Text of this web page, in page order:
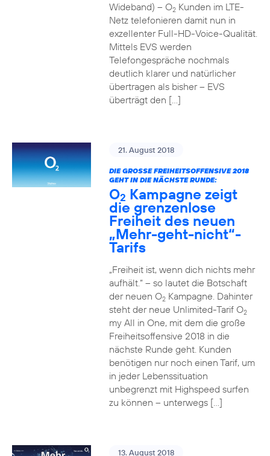
Wideband) – O2Kunden im LTE-
Netz telefonieren damit nun in
exzellenter Full-HD-Voice-Qualität.
Mittels EVS werden
Telefongespräche nochmals
deutlich klarer und natürlicher
übertragen als bisher – EVS
überträgt den […]
21. August 2018
DIE GROSSE FREIHEITSOFFENSIVE 2018 G
EHT IN DIE NÄCHSTE RUNDE:
O2 Kampagne zeigt
die grenzenlose
Freiheit des neuen
„Mehr-geht-nicht“-
Tarifs
„Freiheit ist, wenn dich nichts mehr
aufhält.“ – so lautet die Botschaft
der neuen O2Kampagne. Dahinter
steht der neue Unlimited-Tarif O2
my All in One, mit dem die große
Freiheitsoffensive 2018 in die
nächste Runde geht. Kunden
benötigen nur noch einen Tarif, um
in jeder Lebenssituation
unbegrenzt mit Highspeed surfen
zu können – unterwegs […]
13. August 2018